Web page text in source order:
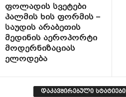
ფოლადის სვეტები
პალმის ხის ფორმის –
საუდის არაბეთის
მედინის აეროპორტი
მოდერნიზაციას
ელოდება
დაკავშირებული სტატიები